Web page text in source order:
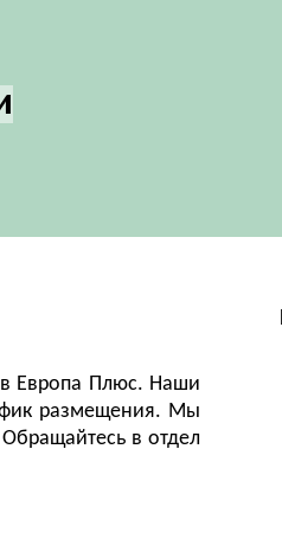
Европа Плюс. Наши
размещения. Мы
в отдел